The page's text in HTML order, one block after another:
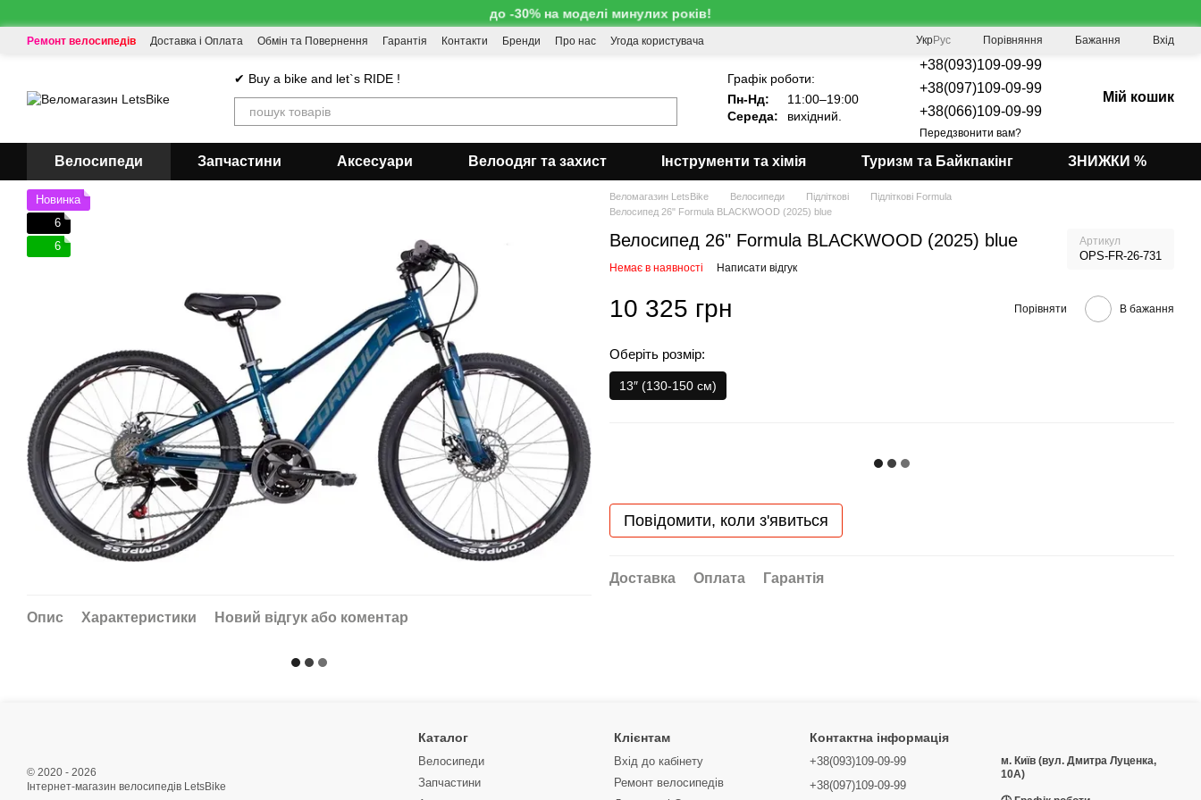
до -30% на моделі минулих років!
Ремонт велосипедів Доставка і Оплата Обмін та Повернення Гарантія Контакти Бренди Про нас Угода користувача УкрРус Порівняння Бажання Вхід
✔ Buy a bike and let`s RIDE !
Графік роботи:
Пн-Нд:
11:00–19:00
Середа:
вихідний.
+38(093)109-09-99
+38(097)109-09-99
+38(066)109-09-99
Передзвонити вам?
Мій кошик
Велосипеди Запчастини Аксесуари Велоодяг та захист Інструменти та хімія Туризм та Байкпакінг ЗНИЖКИ %
Новинка
6
6
Опис Характеристики Новий відгук або коментар
Веломагазин LetsBike Велосипеди Підліткові
Підліткові Formula
Велосипед 26" Formula BLACKWOOD (2025) blue
Велосипед 26" Formula BLACKWOOD (2025) blue Артикул
OPS-FR-26-731
Немає в наявності Написати відгук
10 325 грн Порівняти В бажання
Оберіть розмір:
13″ (130-150 см)
Повідомити, коли з'явиться
Доставка Оплата Гарантія
© 2020 - 2026
Інтернет-магазин велосипедів LetsBike
Каталог
Велосипеди
Запчастини
Клієнтам
Вхід до кабінету
Ремонт велосипедів
Контактна інформація
+38(093)109-09-99
+38(097)109-09-99
м. Київ (вул. Дмитра Луценка,
10А)